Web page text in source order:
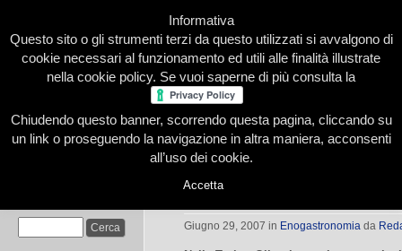
Home Presentazione Redazione Le nostre firme
La gastronomia piemontese si
Giugno 29, 2007 in Enogastronomia da
Informativa
Questo sito o gli strumenti terzi da questo utilizzati si avvalgono di
cookie necessari al funzionamento ed utili alle finalità illustrate
nella cookie policy. Se vuoi saperne di più consulta la
Chiudendo questo banner, scorrendo questa pagina, cliccando su
un link o proseguendo la navigazione in altra maniera, acconsenti
all’uso dei cookie.
Accetta